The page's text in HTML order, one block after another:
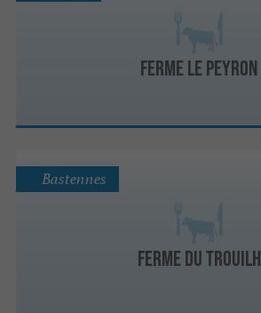
FERME LE PEYRON
FERME DU TROUILH
Bastennes